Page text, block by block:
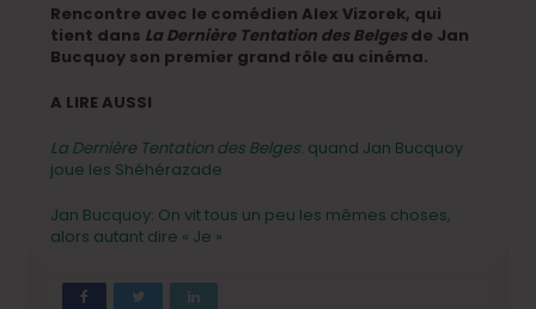
Rencontre avec le comédien Alex Vizorek, qui
tient dans La Dernière Tentation des Belgesde Jan
Bucquoy son premier grand rôle au cinéma.
A LIRE AUSSI
La Dernière Tentation des Belges: quand Jan Bucquoy
joue les Shéhérazade
Jan Bucquoy: On vit tous un peu les mêmes choses,
alors autant dire « Je »